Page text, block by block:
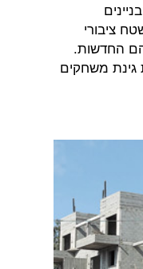
ציבורי
החדשות.
גינת משחקים